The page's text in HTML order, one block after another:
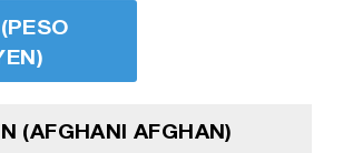
(AFGHANI AFGHAN)